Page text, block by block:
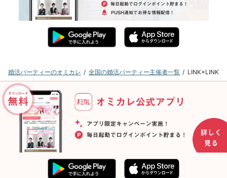
婚活パーティーのオミカレ 全国の婚活パーティー主催者一覧 LINK×LINK（